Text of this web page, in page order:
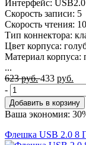
Интерфейс: USB2.0
Скорость записи: 5
Скорость чтения: 10
Тип коннектора:
Цвет корпуса:
Материал корпуса:
...
623руб. 433 руб.
-
Добавить в корзину
Ваша экономия:
Флешка USB 2.0 8